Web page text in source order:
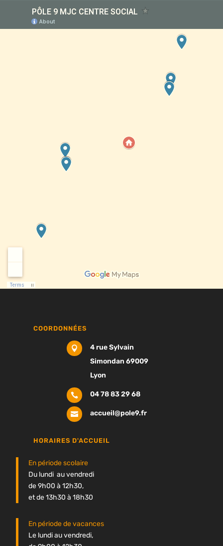
COORDONNÉES

4 rue Sylvain
Simondan 69009
Lyon
 04 78 83 29 68
 accueil@pole9.fr
HORAIRES D'ACCUEIL
En période scolaire
Du lundi au vendredi
de 9h00 à 12h30,
et de 13h30 à 18h30
En période de vacances
Le lundi au vendredi,